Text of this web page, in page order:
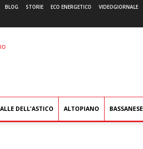
BLOG STORIE ECO ENERGETICO VIDEOGIORNALE
DELL’ASTICO ALTOPIANO BASSANESE